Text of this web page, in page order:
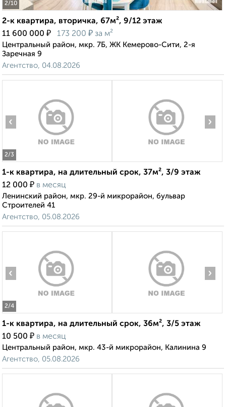
2/10
2-к квартира, вторичка, 67м², 9/12 этаж
11 600 000 ₽ 173 200 ₽ за м²
Центральный район, мкр. 7Б, ЖК Кемерово-Сити, 2-я
Заречная 9
Агентство, 04.08.2026
2/3
‹ ›
1-к квартира, на длительный срок, 37м², 3/9 этаж
12 000 ₽ в месяц
Ленинский район, мкр. 29-й микрорайон, бульвар
Строителей 41
Агентство, 05.08.2026
2/4
‹ ›
1-к квартира, на длительный срок, 36м², 3/5 этаж
10 500 ₽ в месяц
Центральный район, мкр. 43-й микрорайон, Калинина 9
Агентство, 05.08.2026